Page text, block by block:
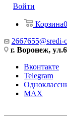
Войти
Корзина0
2667655@sredi-
г. Воронеж,
Вконтакте
Telegram
MAX